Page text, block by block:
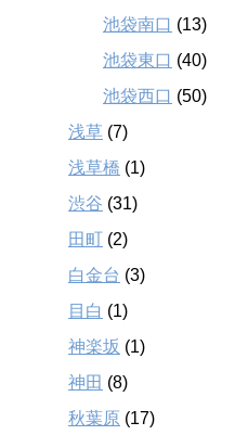
池袋南口 (13)
池袋東口 (40)
池袋西口 (50)
浅草 (7)
浅草橋 (1)
渋谷 (31)
田町 (2)
白金台 (3)
目白 (1)
神楽坂 (1)
神田 (8)
秋葉原 (17)